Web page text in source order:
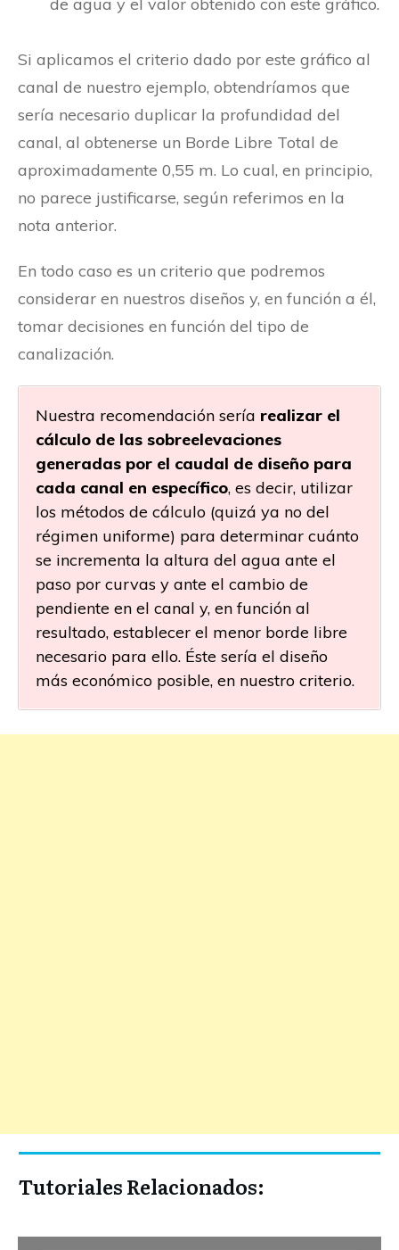
Si aplicamos el criterio dado por este gráfico al
canal de nuestro ejemplo, obtendríamos que
sería necesario duplicar la profundidad del
canal, al obtenerse un Borde Libre Total de
aproximadamente 0,55 m. Lo cual, en principio,
no parece justificarse, según referimos en la
nota anterior.
En todo caso es un criterio que podremos
considerar en nuestros diseños y, en función a él,
tomar decisiones en función del tipo de
canalización.
Nuestra recomendación sería realizar el
cálculo de las sobreelevaciones
generadas por el caudal de diseño para
cada canal en específico, es decir, utilizar
los métodos de cálculo (quizá ya no del
régimen uniforme) para determinar cuánto
se incrementa la altura del agua ante el
paso por curvas y ante el cambio de
pendiente en el canal y, en función al
resultado, establecer el menor borde libre
necesario para ello. Éste sería el diseño
más económico posible, en nuestro criterio.
Tutoriales Relacionados: